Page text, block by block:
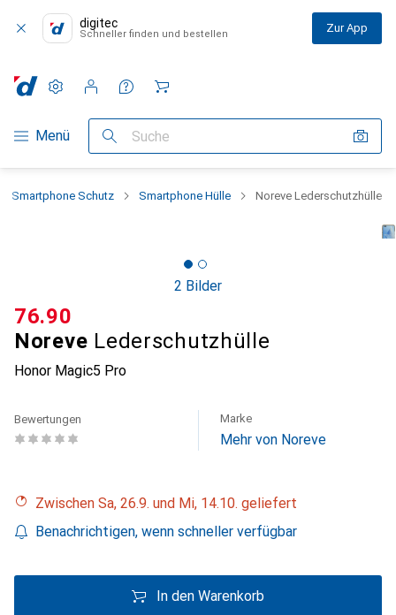
digitec
Schneller finden und bestellen Zur App
Navigation nach Kategorien
Menü Suche
Einstellungen
Kundenkonto
Vergleichslisten
Merklisten
Warenkorb
Smartphone Schutz Smartphone Hülle Noreve Lederschutzhülle
2 Bilder
Noreve Lederschutzhülle
Honor Magic5 Pro
CHF
76.90
Bewertungen Marke
Mehr von Noreve
Zwischen Sa, 26.9. und Mi, 14.10. geliefert
Benachrichtigen, wenn schneller verfügbar
In den Warenkorb